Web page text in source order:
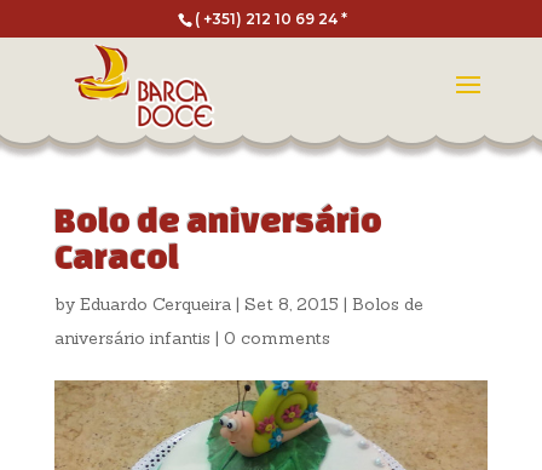
( +351) 212 10 69 24 *
Bolo de aniversário
Caracol
by Eduardo Cerqueira| Set 8, 2015 | Bolos de
aniversário infantis | 0 comments